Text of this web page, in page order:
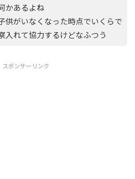
かあるよね
供がいなくなった時点でいくらで
入れて協力するけどなふつう
スポンサーリンク